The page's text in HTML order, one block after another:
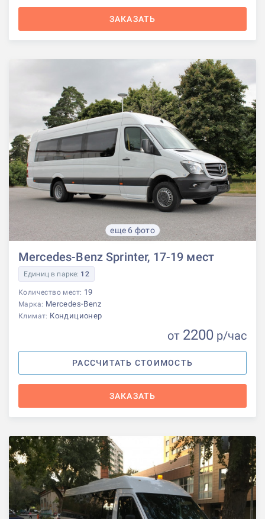
ЗАКАЗАТЬ
еще 6 фото
Mercedes-Benz Sprinter, 17-19 мест
Единиц в парке: 12
Количество мест: 19
Марка: Mercedes-Benz
Климат: Кондиционер
от 2200 р/час
РАССЧИТАТЬ СТОИМОСТЬ
ЗАКАЗАТЬ